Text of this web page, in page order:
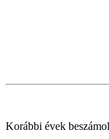
Korábbi évek